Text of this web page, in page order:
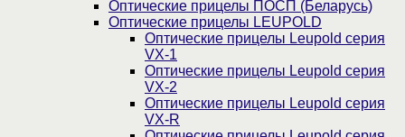
Оптические прицелы ПОСП (Беларусь)
Оптические прицелы LEUPOLD
Оптические прицелы Leupold серия
VX-1
Оптические прицелы Leupold серия
VX-2
Оптические прицелы Leupold серия
VX-R